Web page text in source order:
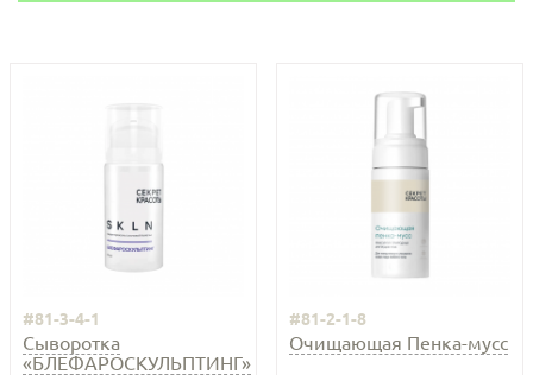
#81-3-4-1
Сыворотка
«БЛЕФАРОСКУЛЬПТИНГ»
#81-2-1-8
Очищающая Пенка-мусс